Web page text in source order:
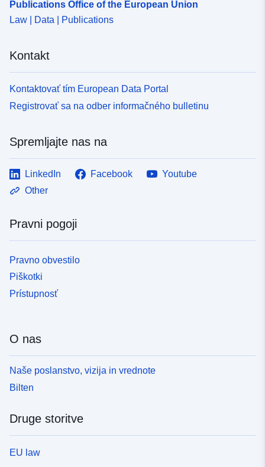
Publications Office of the European Union
Law | Data | Publications
Kontakt
Kontaktovať tím European Data Portal
Registrovať sa na odber informačného bulletinu
Spremljajte nas na
LinkedIn Facebook
Youtube
Other
Pravni pogoji
Pravno obvestilo
Piškotki
Prístupnosť
O nas
Naše poslanstvo, vizija in vrednote
Bilten
Druge storitve
EU law